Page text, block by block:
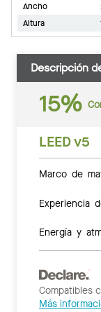
Ancho
Altura
Descripción
15%
LEED v5
Marco de
Experiencia
Energía y
Compatibles
Más